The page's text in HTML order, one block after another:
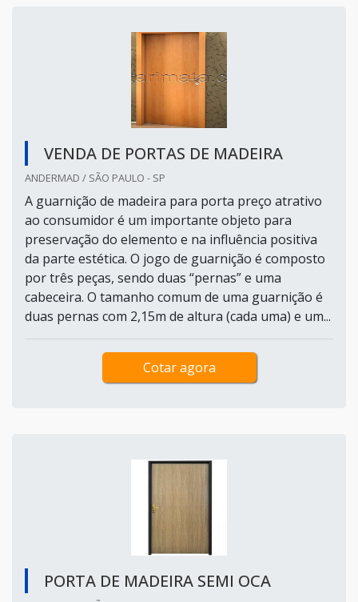
VENDA DE PORTAS DE MADEIRA
ANDERMAD / SÃO PAULO - SP
A guarnição de madeira para porta preço atrativo
ao consumidor é um importante objeto para
preservação do elemento e na influência positiva
da parte estética. O jogo de guarnição é composto
por três peças, sendo duas “pernas” e uma
cabeceira. O tamanho comum de uma guarnição é
duas pernas com 2,15m de altura (cada uma) e um...
Cotar agora
PORTA DE MADEIRA SEMI OCA